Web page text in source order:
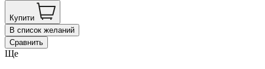
Купити
В список желаний
Сравнить
Ще